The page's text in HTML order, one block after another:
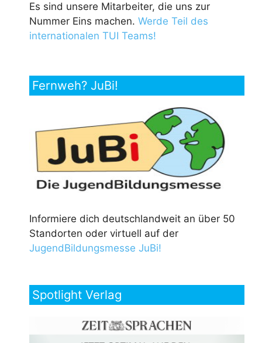
Es sind unsere Mitarbeiter, die uns zur
Nummer Eins machen. Werde Teil des
internationalen TUI Teams!
Fernweh? JuBi!
Informiere dich deutschlandweit an über 50
Standorten oder virtuell auf der
JugendBildungsmesse JuBi!
Spotlight Verlag